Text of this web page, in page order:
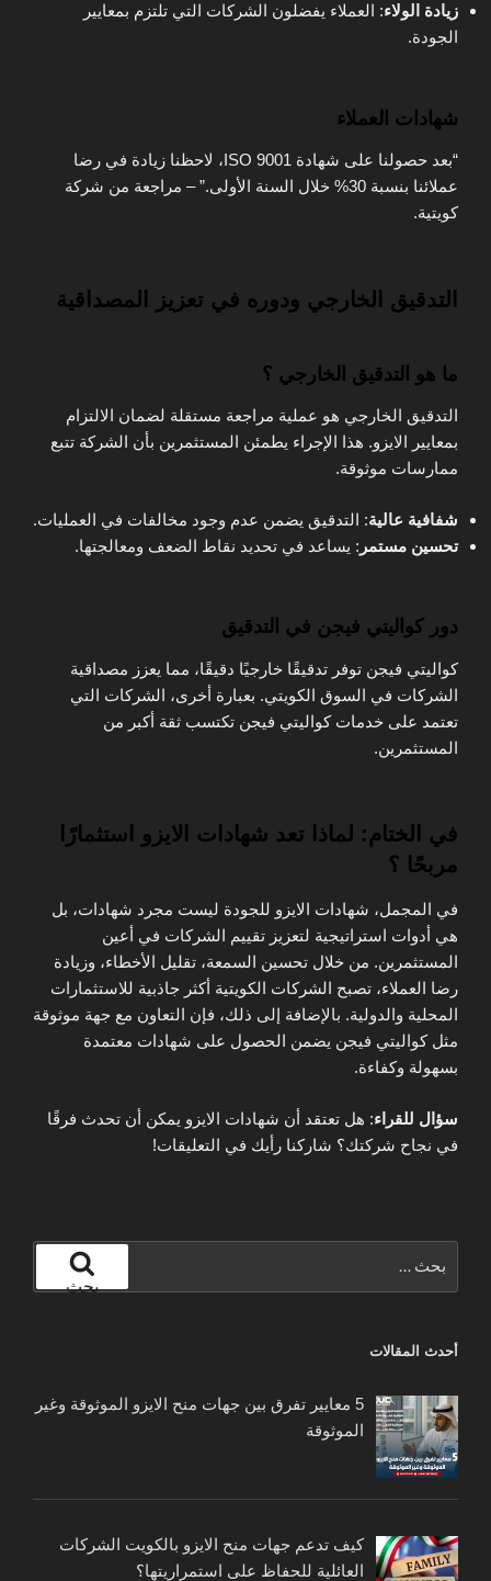
زيادة الولاء: العملاء يفضلون الشركات التي تلتزم بمعايير
الجودة.
شهادات العملاء
“بعد حصولنا على شهادة ISO 9001، لاحظنا زيادة في رضا
عملائنا بنسبة 30% خلال السنة الأولى.” – مراجعة من شركة
كويتية.
التدقيق الخارجي ودوره في تعزيز المصداقية
ما هو التدقيق الخارجي ؟
التدقيق الخارجي هو عملية مراجعة مستقلة لضمان الالتزام
بمعايير الايزو. هذا الإجراء يطمئن المستثمرين بأن الشركة تتبع
ممارسات موثوقة.
شفافية عالية: التدقيق يضمن عدم وجود مخالفات في العمليات.
تحسين مستمر : يساعد في تحديد نقاط الضعف ومعالجتها.
دور كواليتي فيجن في التدقيق
كواليتي فيجن توفر تدقيقًا خارجيًا دقيقًا، مما يعزز مصداقية
الشركات في السوق الكويتي. بعبارة أخرى، الشركات التي
تعتمد على خدمات كواليتي فيجن تكتسب ثقة أكبر من
المستثمرين.
في الختام: لماذا تعد شهادات الايزو استثمارًا
مربحًا ؟
في المجمل، شهادات الايزو للجودة ليست مجرد شهادات، بل
هي أدوات استراتيجية لتعزيز تقييم الشركات في أعين
المستثمرين. من خلال تحسين السمعة، تقليل الأخطاء، وزيادة
رضا العملاء، تصبح الشركات الكويتية أكثر جاذبية للاستثمارات
المحلية والدولية. بالإضافة إلى ذلك، فإن التعاون مع جهة موثوقة
مثل كواليتي فيجن يضمن الحصول على شهادات معتمدة
بسهولة وكفاءة.
سؤال للقراء: هل تعتقد أن شهادات الايزو يمكن أن تحدث فرقًا
في نجاح شركتك؟ شاركنا رأيك في التعليقات!
عن:
بحث
أحدث المقالات
5 معايير تفرق بين جهات منح الايزو الموثوقة وغير
الموثوقة
كيف تدعم جهات منح الايزو بالكويت الشركات
العائلية للحفاظ على استمراريتها؟